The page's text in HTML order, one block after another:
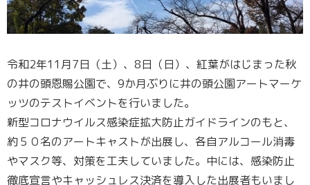
令和2年11月7日（土）、8日（日）、紅葉がはじまった秋
の井の頭恩賜公園で、9か月ぶりに井の頭公園アートマーケ
ッツのテストイベントを行いました。
新型コロナウイルス感染症拡大防止ガイドラインのもと、
約５０名のアートキャストが出展し、各自アルコール消毒
やマスク等、対策を工夫していました。中には、感染防止
徹底宣言やキャッシュレス決済を導入した出展者もいまし